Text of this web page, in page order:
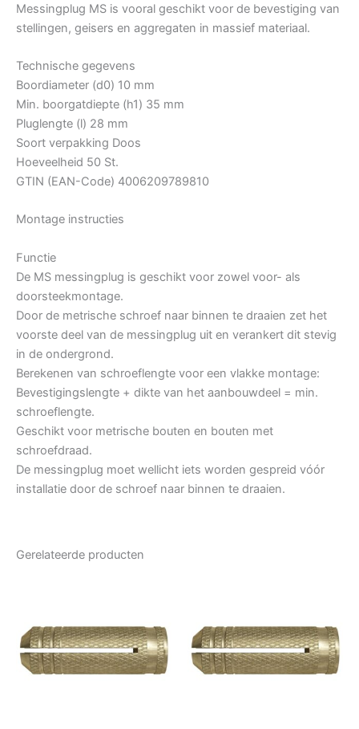
Messingplug MS is vooral geschikt voor de bevestiging van
stellingen, geisers en aggregaten in massief materiaal.
Technische gegevens
Boordiameter (d0) 10 mm
Min. boorgatdiepte (h1) 35 mm
Pluglengte (l) 28 mm
Soort verpakking Doos
Hoeveelheid 50 St.
GTIN (EAN-Code) 4006209789810
Montage instructies
Functie
De MS messingplug is geschikt voor zowel voor- als
doorsteekmontage.
Door de metrische schroef naar binnen te draaien zet het
voorste deel van de messingplug uit en verankert dit stevig
in de ondergrond.
Berekenen van schroeflengte voor een vlakke montage:
Bevestigingslengte + dikte van het aanbouwdeel = min.
schroeflengte.
Geschikt voor metrische bouten en bouten met
schroefdraad.
De messingplug moet wellicht iets worden gespreid vóór
installatie door de schroef naar binnen te draaien.
Gerelateerde producten